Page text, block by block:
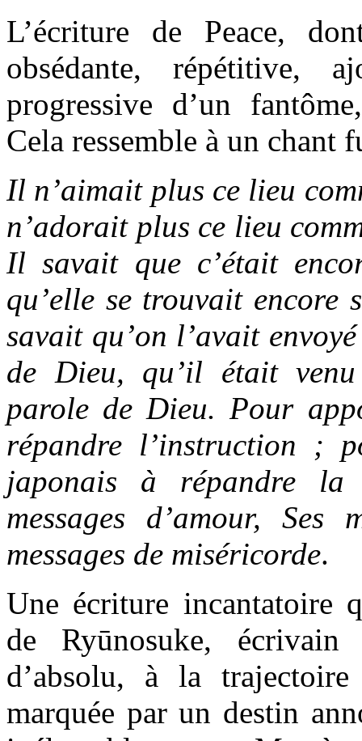
L’écriture de Peace,
obsédante, répétitive,
progressive d’un
Cela ressemble à un chant
Il n’aimait plus ce lieu
n’adorait plus ce lieu
Il savait que c’était
qu’elle se trouvait
savait qu’on l’avait
de Dieu, qu’il était
parole de Dieu. Pour
répandre l’instruction ;
japonais à répandre
messages d’amour, Ses
messages de miséricorde.
Une écriture incantatoire
de Ryūnosuke, écrivain
d’absolu, à la
marquée par un destin